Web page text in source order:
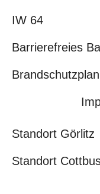
IW 64
Barrierefreies
Standort Görlitz
Standort